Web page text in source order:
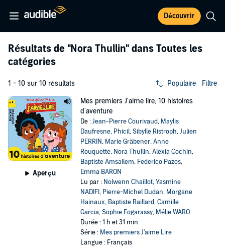
Découvrir
Résultats de "Nora Thullin" dans Toutes les
catégories
1 - 10 sur 10 résultats Populaire Filtre
Aperçu
Mes premiers J'aime lire, 10 histoires
d'aventure
De :Jean-Pierre Courivaud, Maylis
Daufresne, Phicil,Sibylle Ristroph,Julien
PERRIN, Marie Gräbener,Anne
Rouquette, Nora Thullin,Alexia Cochin,
Baptiste Amsallem, Federico Pazos,
Emma BARON
Lu par : Nolwenn Chaillot,Yasmine
NADIFI, Pierre-Michel Dudan, Morgane
Hainaux, Baptiste Raillard,Camille
Garcia,Sophie Fogarassy, Mélie WARO
Durée : 1 h et 31 min
Série : Mes premiers J'aime Lire
Langue : Français